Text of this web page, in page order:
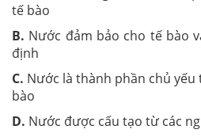
tế bào
B. Nước đảm bảo cho tế bào
định
C. Nước là thành phần chủ
bào
D. Nước được cấu tạo từ các